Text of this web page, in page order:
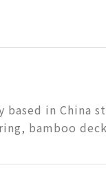
in China
bamboo